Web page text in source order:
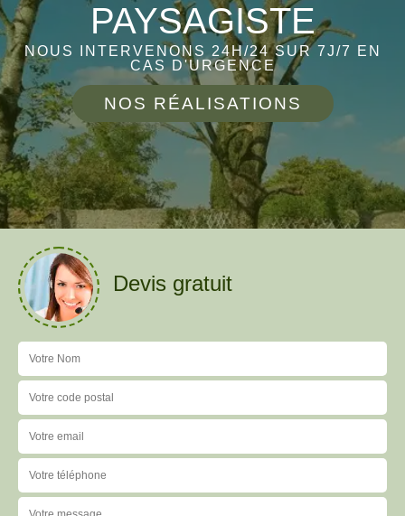
PAYSAGISTE
NOUS INTERVENONS 24H/24 SUR 7J/7 EN
CAS D'URGENCE
NOS RÉALISATIONS
Devis gratuit